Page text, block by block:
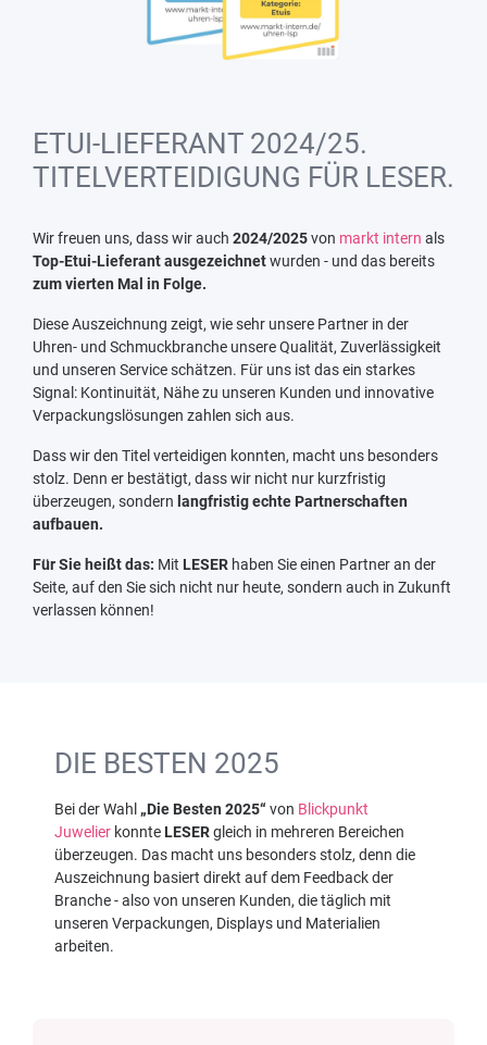
ETUI-LIEFERANT 2024/25.
TITELVERTEIDIGUNG FÜR LESER.
Wir freuen uns, dass wir auch 2024/2025von markt intern als
Top-Etui-Lieferant ausgezeichnetwurden - und das bereits
zum vierten Mal in Folge.
Diese Auszeichnung zeigt, wie sehr unsere Partner in der
Uhren- und Schmuckbranche unsere Qualität, Zuverlässigkeit
und unseren Service schätzen. Für uns ist das ein starkes
Signal: Kontinuität, Nähe zu unseren Kunden und innovative
Verpackungslösungen zahlen sich aus.
Dass wir den Titel verteidigen konnten, macht uns besonders
stolz. Denn er bestätigt, dass wir nicht nur kurzfristig
überzeugen, sondern langfristig echte Partnerschaften
aufbauen.
Für Sie heißt das: Mit LESER haben Sie einen Partner an der
Seite, auf den Sie sich nicht nur heute, sondern auch in Zukunft
verlassen können!
DIE BESTEN 2025
Bei der Wahl „Die Besten 2025“ von Blickpunkt
Juwelier konnte LESERgleich in mehreren Bereichen
überzeugen. Das macht uns besonders stolz, denn die
Auszeichnung basiert direkt auf dem Feedback der
Branche - also von unseren Kunden, die täglich mit
unseren Verpackungen, Displays und Materialien
arbeiten.